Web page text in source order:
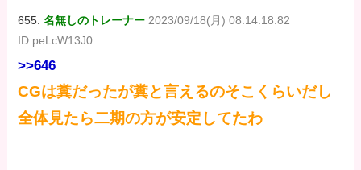
655:名無しのトレーナー 2023/09/18(月) 08:14:18.82
ID:peLcW13J0
>>646
CGは糞だったが糞と言えるのそこくらいだし
全体見たら二期の方が安定してたわ